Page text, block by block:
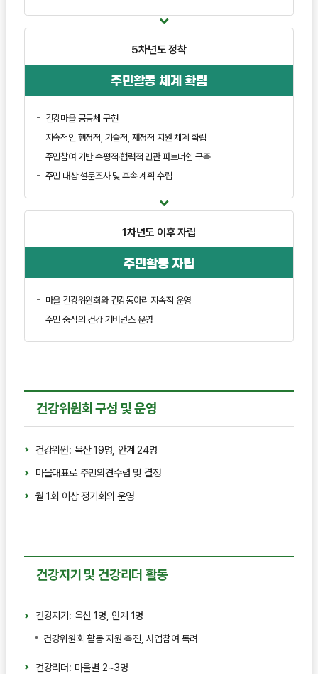
5차년도정착
주민활동 체계 확립
건강마을 공동체 구현
지속적인 행정적, 기술적, 재정적 지원 체계 확립
주민참여 기반 수평적·협력적 민관 파트너쉽 구축
주민 대상 설문조사 및 후속 계획 수립
1차년도 이후자립
주민활동 자립
마을 건강위원회와 건강동아리 지속적 운영
주민 중심의 건강 거버넌스 운영
건강위원회 구성 및 운영
건강위원: 옥산 19명, 안계 24명
마을대표로 주민의견수렴 및 결정
월 1회 이상 정기회의 운영
건강지기 및 건강리더 활동
건강지기: 옥산 1명, 안계 1명
건강위원회 활동 지원·촉진, 사업참여 독려
건강리더: 마을별 2~3명